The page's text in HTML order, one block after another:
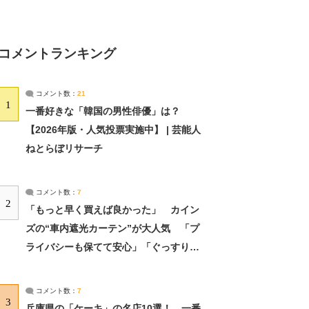
メントランキング
1
コメント数： 21
一番好きな「韓国の男性俳優」は？
【2026年版・人気投票実施中】 | 芸能人
ねとらぼリサーチ
2
コメント数： 7
「もっと早く買えば良かった」 カイン
ズの“車内遮光カーテン”が大人気 「プ
ライバシーも保てて安心」「ぐっすり眠
3
コメント数： 7